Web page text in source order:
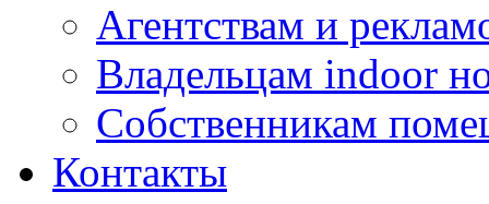
Агентствам и
Владельцам indoor
Собственникам
Контакты